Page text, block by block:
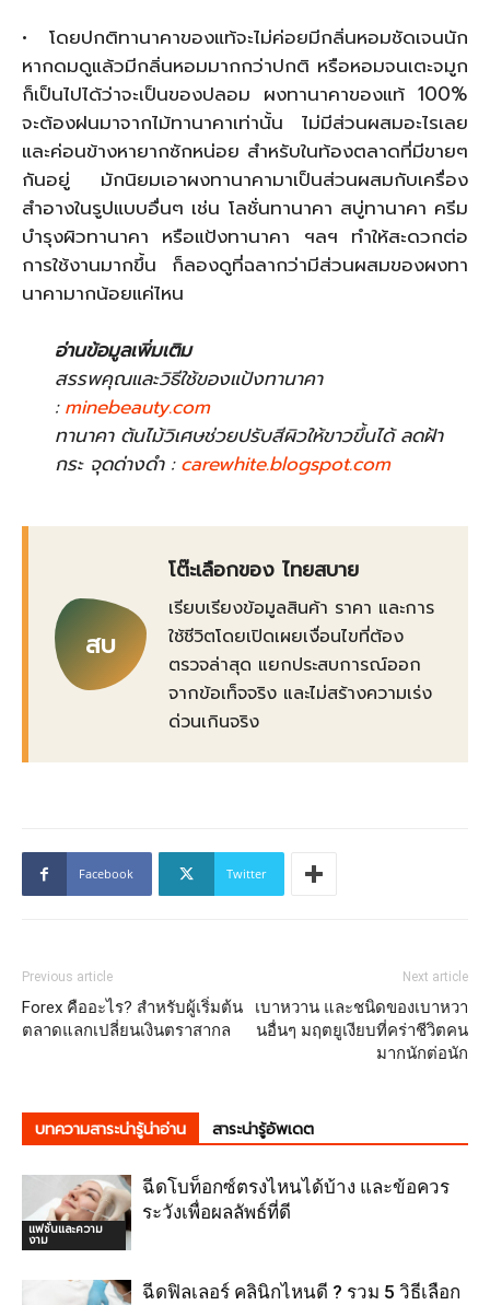
• โดยปกติทานาคาของแท้จะไม่ค่อยมีกลิ่นหอมชัดเจนนัก
หากดมดูแล้วมีกลิ่นหอมมากกว่าปกติ หรือหอมจนเตะจมูก
ก็เป็นไปได้ว่าจะเป็นของปลอม ผงทานาคาของแท้ 100%
จะต้องฝนมาจากไม้ทานาคาเท่านั้น ไม่มีส่วนผสมอะไรเลย
และค่อนข้างหายากซักหน่อย สำหรับในท้องตลาดที่มีขายๆ
กันอยู่ มักนิยมเอาผงทานาคามาเป็นส่วนผสมกับเครื่อง
สำอางในรูปแบบอื่นๆ เช่น โลชั่นทานาคา สบู่ทานาคา ครีม
บำรุงผิวทานาคา หรือแป้งทานาคา ฯลฯ ทำให้สะดวกต่อ
การใช้งานมากขึ้น ก็ลองดูที่ฉลากว่ามีส่วนผสมของผงทา
นาคามากน้อยแค่ไหน
อ่านข้อมูลเพิ่มเติม
สรรพคุณและวิธีใช้ของแป้งทานาคา
:minebeauty.com
ทานาคา ต้นไม้วิเศษช่วยปรับสีผิวให้ขาวขึ้นได้ ลดฝ้า
กระ จุดด่างดำ :carewhite.blogspot.com
สบ
โต๊ะเลือกของ ไทยสบาย
เรียบเรียงข้อมูลสินค้า ราคา และการ
ใช้ชีวิตโดยเปิดเผยเงื่อนไขที่ต้อง
ตรวจล่าสุด แยกประสบการณ์ออก
จากข้อเท็จจริง และไม่สร้างความเร่ง
ด่วนเกินจริง
Facebook Twitter
Previous article
Forex คืออะไร? สำหรับผู้เริ่มต้น
ตลาดแลกเปลี่ยนเงินตราสากล
Next article
เบาหวาน และชนิดของเบาหวา
นอื่นๆ มฤตยูเงียบที่คร่าชีวิตคน
มากนักต่อนัก
บทความสาระน่ารู้น่าอ่าน สาระน่ารู้อัพเดต
แฟชั่นและความ
งาม
ฉีดโบท็อกซ์ตรงไหนได้บ้าง และข้อควร
ระวังเพื่อผลลัพธ์ที่ดี
ฉีดฟิลเลอร์ คลินิกไหนดี ? รวม 5 วิธีเลือก